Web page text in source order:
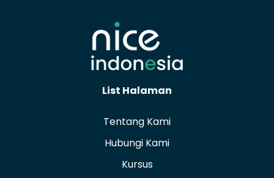
List Halaman
Tentang Kami
Hubungi Kami
Kursus